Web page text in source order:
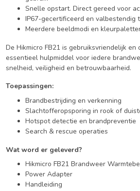
Snelle opstart. Direct gereed voor
IP67-gecertificeerd en valbestendig
Meerdere beeldmodi en
De Hikmicro FB21 is gebruiksvriendelijk en
essentieel hulpmiddel voor iedere
snelheid, veiligheid en betrouwbaarheid.
Toepassingen:
Brandbestrijding en verkenning
Slachtofferopsporing in rook of
Hotspot detectie en brandpreventie
Search & rescue operaties
Wat word er geleverd?
Hikmicro FB21 Brandweer
Power Adapter
Handleiding